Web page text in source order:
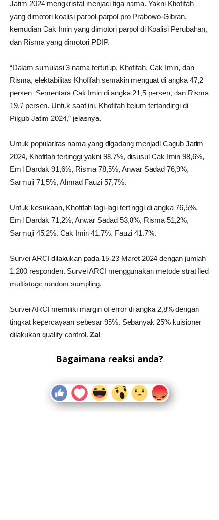
Jatim 2024 mengkristal menjadi tiga nama. Yakni Khofifah
yang dimotori koalisi parpol-parpol pro Prabowo-Gibran,
kemudian Cak Imin yang dimotori parpol di Koalisi Perubahan,
dan Risma yang dimotori PDIP.
“Dalam sumulasi 3 nama tertutup, Khofifah, Cak Imin, dan
Risma, elektabilitas Khofifah semakin menguat di angka 47,2
persen. Sementara Cak Imin di angka 21,5 persen, dan Risma
19,7 persen. Untuk saat ini, Khofifah belum tertandingi di
Pilgub Jatim 2024,” jelasnya.
Untuk popularitas nama yang digadang menjadi Cagub Jatim
2024, Khofifah tertinggi yakni 98,7%, disusul Cak Imin 98,6%,
Emil Dardak 91,6%, Risma 78,5%, Anwar Sadad 76,9%,
Sarmuji 71,5%, Ahmad Fauzi 57,7%.
Untuk kesukaan, Khofifah lagi-lagi tertinggi di angka 76,5%.
Emil Dardak 71,2%, Anwar Sadad 53,8%, Risma 51,2%,
Sarmuji 45,2%, Cak Imin 41,7%, Fauzi 41,7%.
Survei ARCI dilakukan pada 15-23 Maret 2024 dengan jumlah
1.200 responden. Survei ARCI menggunakan metode stratified
multistage random sampling.
Survei ARCI memiliki margin of error di angka 2,8% dengan
tingkat kepercayaan sebesar 95%. Sebanyak 25% kuisioner
dilakukan quality control. Zal
Bagaimana reaksi anda?